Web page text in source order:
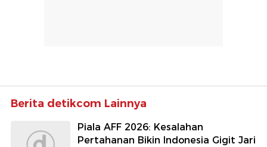
Berita detikcom Lainnya
Piala AFF 2026: Kesalahan
Pertahanan Bikin Indonesia Gigit Jari